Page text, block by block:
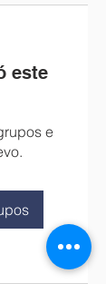
este
e